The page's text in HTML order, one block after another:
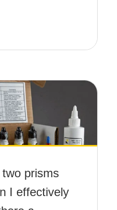
two prisms
I effectively